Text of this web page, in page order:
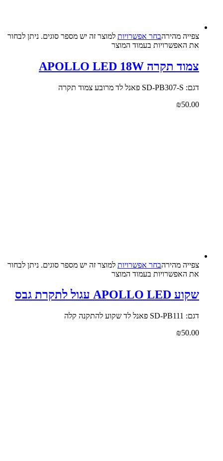
צפייה‬ ‫מהירה‬בחר אפשרויות למוצר זה יש מספר סוגים. ניתן לבחור
את האפשרויות בעמוד המוצר
צמוד תקרה APOLLO LED 18W
דגם: SD-PB307-S פאנל לד מרובע צמוד תקרה
₪50.00
צפייה‬ ‫מהירה‬בחר אפשרויות למוצר זה יש מספר סוגים. ניתן לבחור
את האפשרויות בעמוד המוצר
שקוע APOLLO LED עגול לתקרת גבס
דגם: SD-PB111 פאנל לד שקוע להתקנה קלה
₪50.00